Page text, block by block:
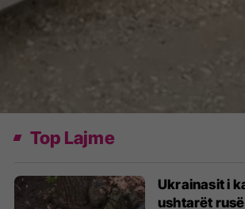
Top Lajme
Ukrainasit i
ushtarët